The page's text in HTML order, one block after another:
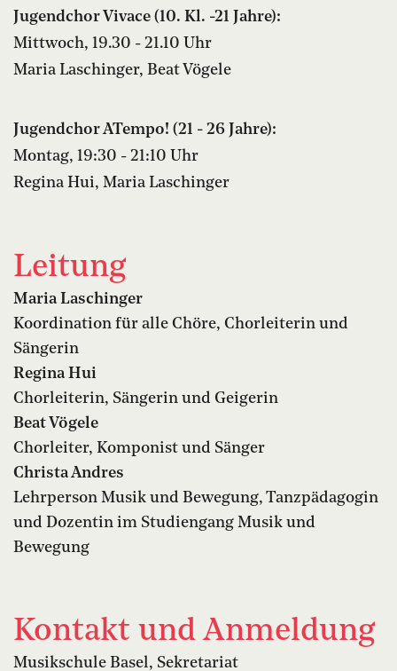
Jugendchor Vivace (10. Kl. -21 Jahre):
Mittwoch, 19.30 - 21.10 Uhr
Maria Laschinger, Beat Vögele
Jugendchor ATempo! (21 - 26 Jahre):
Montag, 19:30 - 21:10 Uhr
Regina Hui, Maria Laschinger
Leitung
Maria Laschinger
Koordination für alle Chöre, Chorleiterin und
Sängerin
Regina Hui
Chorleiterin, Sängerin und Geigerin
Beat Vögele
Chorleiter, Komponist und Sänger
Christa Andres
Lehrperson Musik und Bewegung, Tanzpädagogin
und Dozentin im Studiengang Musik und
Bewegung
Kontakt und Anmeldung
Musikschule Basel, Sekretariat